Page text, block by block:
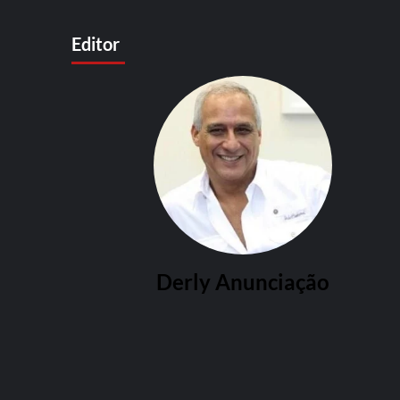
Editor
Derly Anunciação